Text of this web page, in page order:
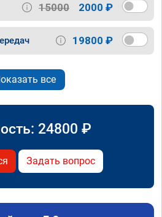
15000 2000 ₽
19800 ₽
все
24800 ₽
Задать вопрос